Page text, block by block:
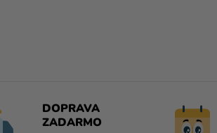
DOPRAVA
ZADARMO